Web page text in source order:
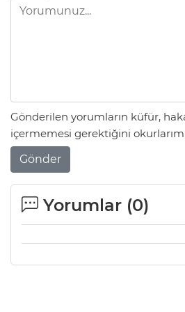
Gönderilen yorumların küfür,
içermemesi gerektiğini
Gönder
Yorumlar (0)